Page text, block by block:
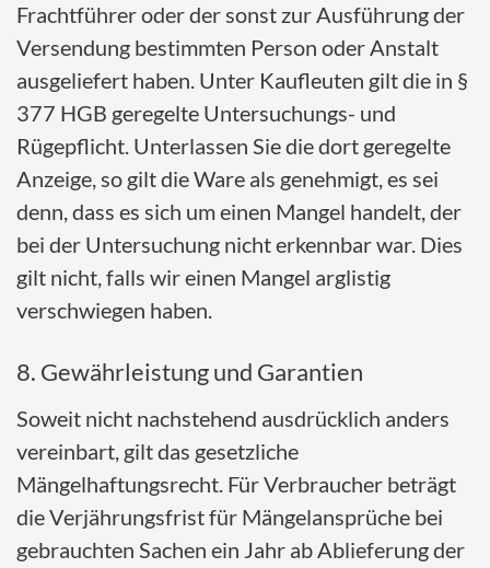
Frachtführer oder der sonst zur Ausführung der
Versendung bestimmten Person oder Anstalt
ausgeliefert haben. Unter Kaufleuten gilt die in §
377 HGB geregelte Untersuchungs- und
Rügepflicht. Unterlassen Sie die dort geregelte
Anzeige, so gilt die Ware als genehmigt, es sei
denn, dass es sich um einen Mangel handelt, der
bei der Untersuchung nicht erkennbar war. Dies
gilt nicht, falls wir einen Mangel arglistig
verschwiegen haben.
8. Gewährleistung und Garantien
Soweit nicht nachstehend ausdrücklich anders
vereinbart, gilt das gesetzliche
Mängelhaftungsrecht. Für Verbraucher beträgt
die Verjährungsfrist für Mängelansprüche bei
gebrauchten Sachen ein Jahr ab Ablieferung der